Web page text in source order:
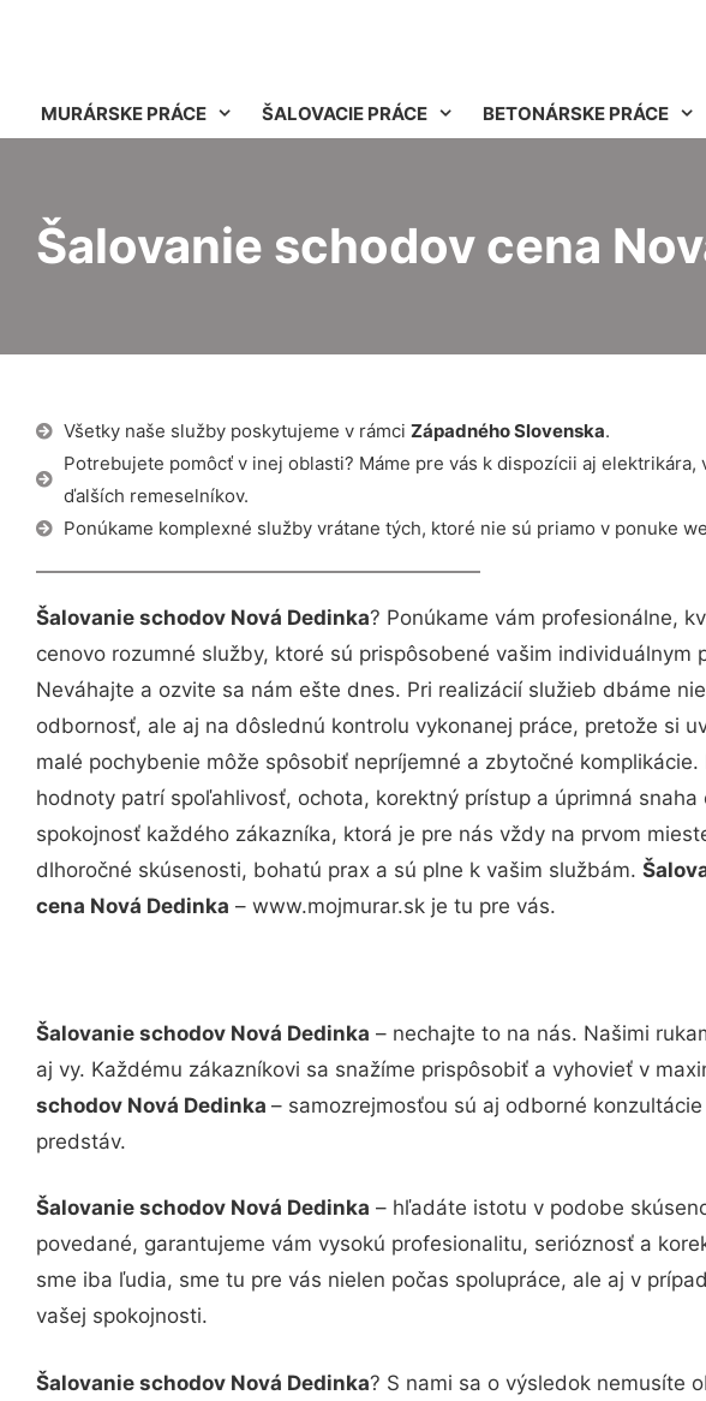
MURÁRSKE PRÁCE ŠALOVACIE PRÁCE BETONÁRSKE PRÁCE
Šalovanie schodov cena
Všetky naše služby poskytujeme v rámci Západného Slovenska.
Potrebujete pomôcť v inej oblasti? Máme pre vás k dispozícii aj elektrikára,
ďalších remeselníkov.
Ponúkame komplexné služby vrátane tých, ktoré nie sú priamo v ponuke
Šalovanie schodov Nová Dedinka? Ponúkame vám profesionálne,
cenovo rozumné služby, ktoré sú prispôsobené vašim individuálnym
Neváhajte a ozvite sa nám ešte dnes. Pri realizácií služieb dbáme
odbornosť, ale aj na dôslednú kontrolu vykonanej práce, pretože si
malé pochybenie môže spôsobiť nepríjemné a zbytočné
hodnoty patrí spoľahlivosť, ochota, korektný prístup a úprimná snaha
spokojnosť každého zákazníka, ktorá je pre nás vždy na prvom
dlhoročné skúsenosti, bohatú prax a sú plne k vašim službám.
cena Nová Dedinka – www.mojmurar.sk je tu pre vás.
Šalovanie schodov Nová Dedinka – nechajte to na nás. Našimi
aj vy. Každému zákazníkovi sa snažíme prispôsobiť a vyhovieť v
schodov Nová Dedinka – samozrejmosťou sú aj odborné
predstáv.
Šalovanie schodov Nová Dedinka – hľadáte istotu v podobe
povedané, garantujeme vám vysokú profesionalitu, serióznosť a
sme iba ľudia, sme tu pre vás nielen počas spolupráce, ale aj v
vašej spokojnosti.
Šalovanie schodov Nová Dedinka? S nami sa o výsledok nemusíte